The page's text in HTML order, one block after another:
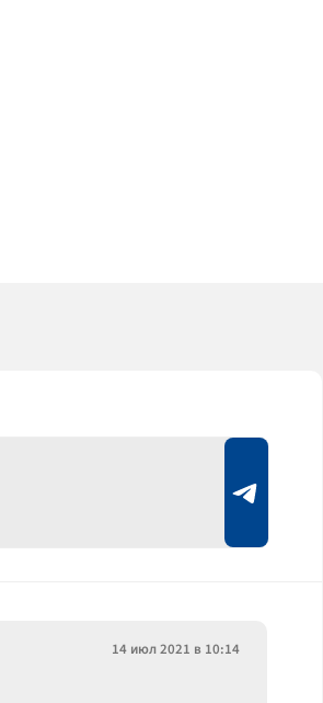
14 июл 2021 в 10:14